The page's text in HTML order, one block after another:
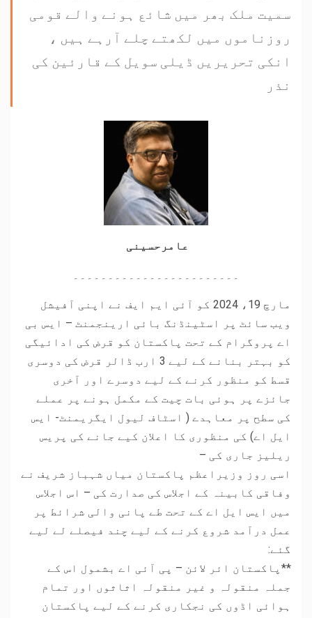
سمیت ملک بھر میں شائع ہونے والے قومی
روزناموں میں لکھتے چلے آرہے ہیں ،
انکی تحریریں ڈیلی سویل کے قارئین کی
نذر
عامرحسینی
مارچ 19، 2024 کو آئی ایم ایف نے اپنی آفیشل
ویب سائٹ پر اسٹینڈنگ بائی ارینجمنٹ – ایس بی
اے پروگرام کے تحت پاکستان کو قرض کی ادائیگی
کو بہتر بنانے کے لیے 3 ارب ڈالر قرض کی دوسری
قسط کو منظور کرنے کے لیے دوسرے اور آخری
جائزے پر ہوئی بات چیت کے مکمل ہونے پر عملے
کی سطح پر معاہدے ( اسٹاف لیول ایگریمنٹ- ایس
ایل اے) کی منظوری کا اعلان کیے جانے کی پریس
ریلیز جاری کی –
اسی روز وزیراعظم پاکستان میاں شہباز شریف نے
وفاقی کابینہ کے اجلاس کی صدارت کی – اس اجلاس
میں ایس ایل اے کے تحت طے پانی والی شرائط پر
عمل درآمد شروع کرنے کے لیے چند فیصلے لے لیے
گئے:
**پاکستان ائر لائن – پی آئی اے بشمول اس کے
جملہ منقولہ و غیر منقولہ اثاثوں اور تمام
ہوائی اڈوں کی نجکاری کرنے کے لیے پاکستان